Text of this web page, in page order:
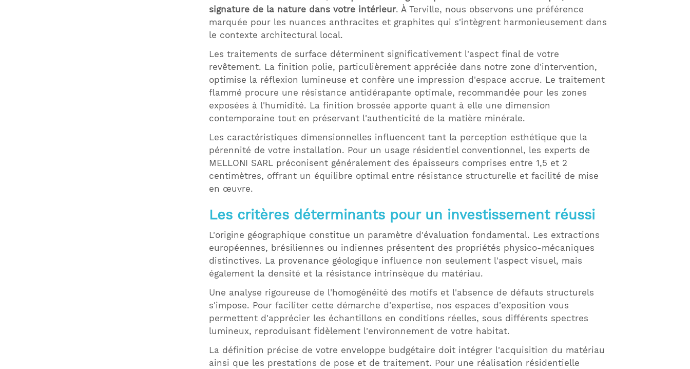
signature de la nature dans votre intérieur. À Terville, nous observons une préférence
marquée pour les nuances anthracites et graphites qui s'intègrent harmonieusement dans
le contexte architectural local.
Les traitements de surface déterminent significativement l'aspect final de votre
revêtement. La finition polie, particulièrement appréciée dans notre zone d'intervention,
optimise la réflexion lumineuse et confère une impression d'espace accrue. Le traitement
flammé procure une résistance antidérapante optimale, recommandée pour les zones
exposées à l'humidité. La finition brossée apporte quant à elle une dimension
contemporaine tout en préservant l'authenticité de la matière minérale.
Les caractéristiques dimensionnelles influencent tant la perception esthétique que la
pérennité de votre installation. Pour un usage résidentiel conventionnel, les experts de
MELLONI SARL préconisent généralement des épaisseurs comprises entre 1,5 et 2
centimètres, offrant un équilibre optimal entre résistance structurelle et facilité de mise
en œuvre.
Les critères déterminants pour un investissement réussi
L'origine géographique constitue un paramètre d'évaluation fondamental. Les extractions
européennes, brésiliennes ou indiennes présentent des propriétés physico-mécaniques
distinctives. La provenance géologique influence non seulement l'aspect visuel, mais
également la densité et la résistance intrinsèque du matériau.
Une analyse rigoureuse de l'homogénéité des motifs et l'absence de défauts structurels
s'impose. Pour faciliter cette démarche d'expertise, nos espaces d'exposition vous
permettent d'apprécier les échantillons en conditions réelles, sous différents spectres
lumineux, reproduisant fidèlement l'environnement de votre habitat.
La définition précise de votre enveloppe budgétaire doit intégrer l'acquisition du matériau
ainsi que les prestations de pose et de traitement. Pour une réalisation résidentielle